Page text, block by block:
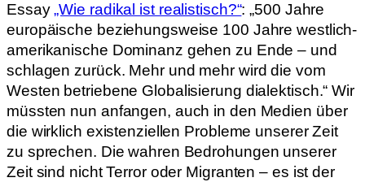
Essay„Wie radikal ist realistisch?“: „500 Jahre
europäische beziehungsweise 100 Jahre westlich-
amerikanische Dominanz gehen zu Ende – und
schlagen zurück. Mehr und mehr wird die vom
Westen betriebene Globalisierung dialektisch.“ Wir
müssten nun anfangen, auch in den Medien über
die wirklich existenziellen Probleme unserer Zeit
zu sprechen. Die wahren Bedrohungen unserer
Zeit sind nicht Terror oder Migranten – es ist der